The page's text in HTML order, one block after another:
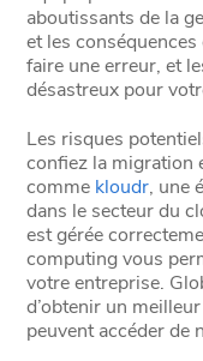
aboutissants de la
et les
faire une erreur, et
désastreux pour
Les risques
confiez la migration
comme kloudr, une
dans le secteur du
est gérée
computing vous
votre entreprise.
d’obtenir un
peuvent accéder de